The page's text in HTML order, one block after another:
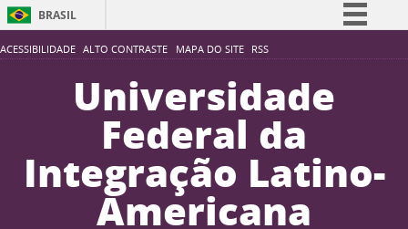
ACESSIBILIDADE ALTO CONTRASTE MAPA DO SITE RSS
BRASIL
Simplifique!
Participe
Acesso à informação
Legislação
Canais
Universidade
Federal da
Integração Latino-
Americana